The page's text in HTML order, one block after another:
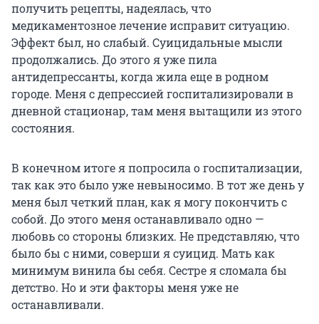
получить рецепты, надеялась, что
медикаментозное лечение исправит ситуацию.
Эффект был, но слабый. Суицидальные мысли
продолжались. До этого я уже пила
антидепрессанты, когда жила еще в родном
городе. Меня с депрессией госпитализировали в
дневной стационар, там меня вытащили из этого
состояния.
В конечном итоге я попросила о госпитализации,
так как это было уже невыносимо. В тот же день у
меня был четкий план, как я могу покончить с
собой. До этого меня останавливало одно —
любовь со стороны близких. Не представляю, что
было бы с ними, соверши я суицид. Мать как
минимум винила бы себя. Сестре я сломала бы
детство. Но и эти факторы меня уже не
останавливали.